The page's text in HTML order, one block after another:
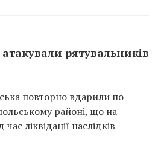
рятувальників
повторно вдарили по
районі, що на
ліквідації наслідків